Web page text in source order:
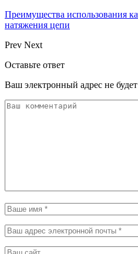
Преимущества использования
натяжения цепи
Prev Next
Оставьте ответ
Ваш электронный адрес не